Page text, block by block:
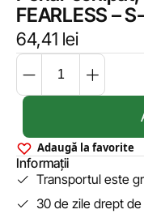
FEARLESS –
64,41 lei
Adaugă la favorite
Informații
Transportul este
30 de zile drept